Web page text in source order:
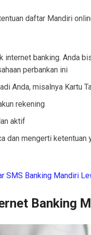
daftar Mandiri
banking. Anda
perbankan ini
Anda, misalnya Kartu
rekening
aktif
dan mengerti
SMS Banking Mandiri
Banking